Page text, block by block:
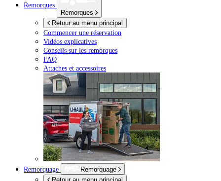
Remorques
Remorques
Retour au menu principal
Commencer une réservation
Vidéos explicatives
Conseils sur les remorques
FAQ
Attaches et accessoires
Remorquage
Remorquage